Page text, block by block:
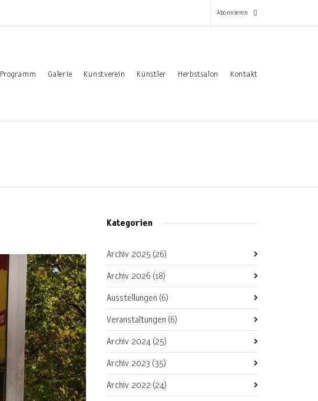
Abonnieren
*Pflichtfeld
Programm Galerie Kunstverein Künstler Herbstsalon Kontakt
Kategorien
Archiv 2025 (26)
Archiv 2026 (18)
Ausstellungen (6)
Veranstaltungen (6)
Archiv 2024 (25)
Archiv 2023 (35)
Archiv 2022 (24)